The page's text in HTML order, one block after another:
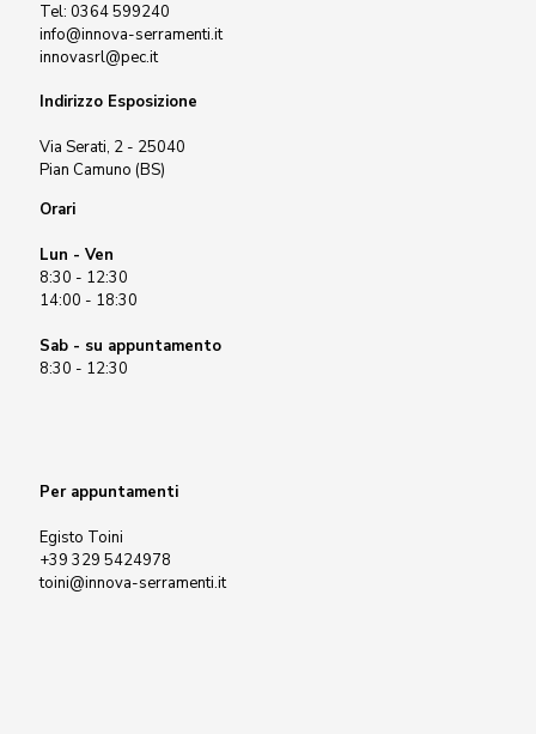
Tel: 0364 599240
info@innova-serramenti.it
innovasrl@pec.it
Indirizzo Esposizione
Via Serati, 2 - 25040
Pian Camuno (BS)
Orari
Lun - Ven
8:30 - 12:30
14:00 - 18:30
Sab - su appuntamento
8:30 - 12:30
Per appuntamenti
Egisto Toini
+39 329 5424978
toini@innova-serramenti.it